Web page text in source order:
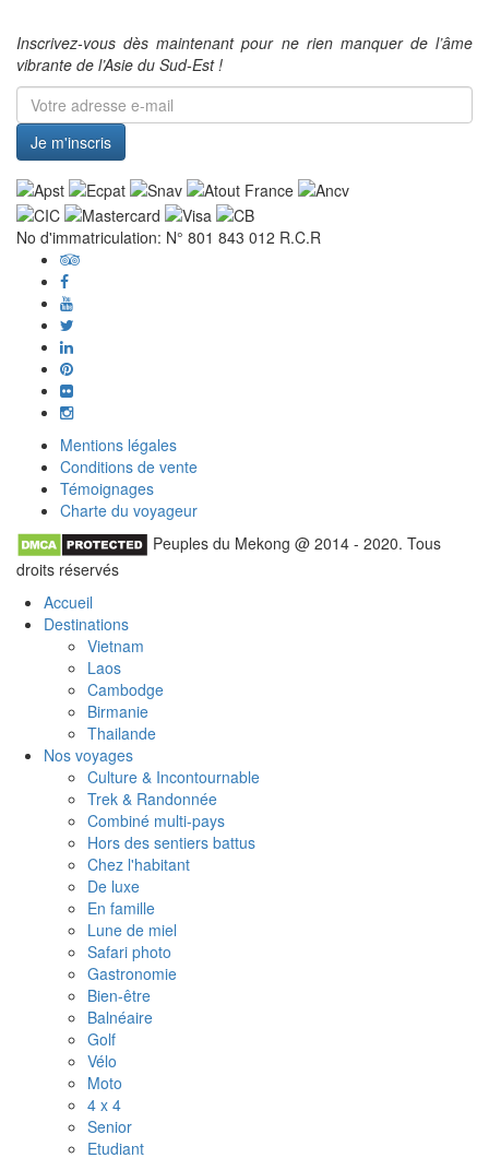
Inscrivez-vous dès maintenant pour ne rien manquer de l’âme
vibrante de l’Asie du Sud-Est !
Je m'inscris
No d'immatriculation: N° 801 843 012 R.C.R
Mentions légales
Conditions de vente
Témoignages
Charte du voyageur
Peuples du Mekong @ 2014 - 2020. Tous
droits réservés
Accueil
Destinations
Vietnam
Laos
Cambodge
Birmanie
Thailande
Nos voyages
Culture & Incontournable
Trek & Randonnée
Combiné multi-pays
Hors des sentiers battus
Chez l'habitant
De luxe
En famille
Lune de miel
Safari photo
Gastronomie
Bien-être
Balnéaire
Golf
Vélo
Moto
4 x 4
Senior
Etudiant